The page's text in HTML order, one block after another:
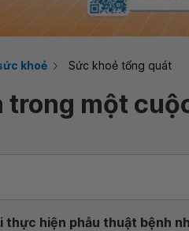
khoẻ Sức khoẻ tổng quát
trong một
thực hiện phẫu thuật bệnh